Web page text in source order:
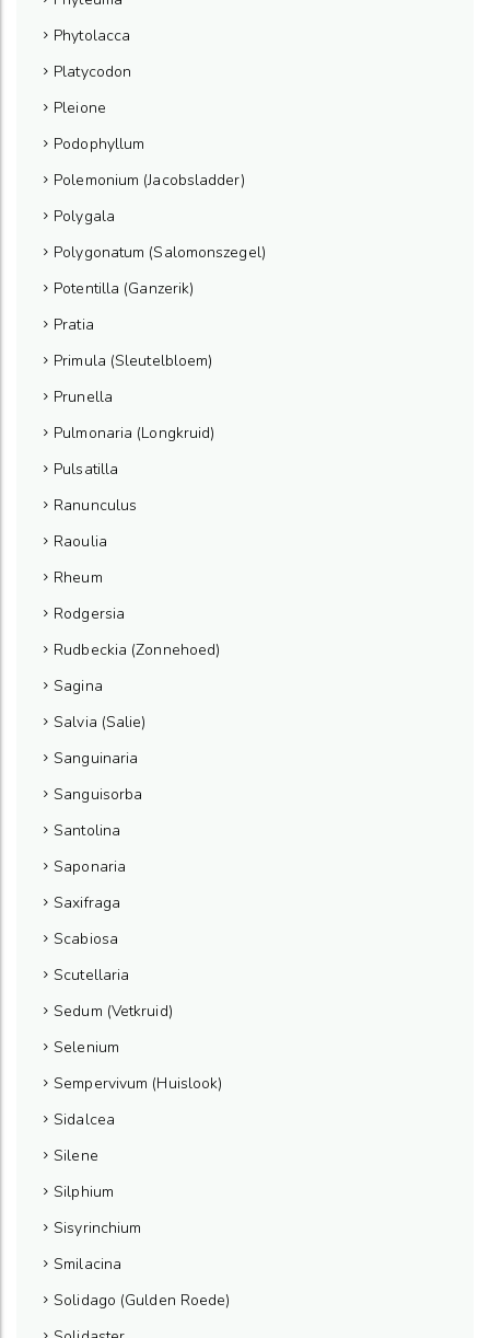
Phytolacca
Platycodon
Pleione
Podophyllum
Polemonium (Jacobsladder)
Polygala
Polygonatum (Salomonszegel)
Potentilla (Ganzerik)
Pratia
Primula (Sleutelbloem)
Prunella
Pulmonaria (Longkruid)
Pulsatilla
Ranunculus
Raoulia
Rheum
Rodgersia
Rudbeckia (Zonnehoed)
Sagina
Salvia (Salie)
Sanguinaria
Sanguisorba
Santolina
Saponaria
Saxifraga
Scabiosa
Scutellaria
Sedum (Vetkruid)
Selenium
Sempervivum (Huislook)
Sidalcea
Silene
Silphium
Sisyrinchium
Smilacina
Solidago (Gulden Roede)